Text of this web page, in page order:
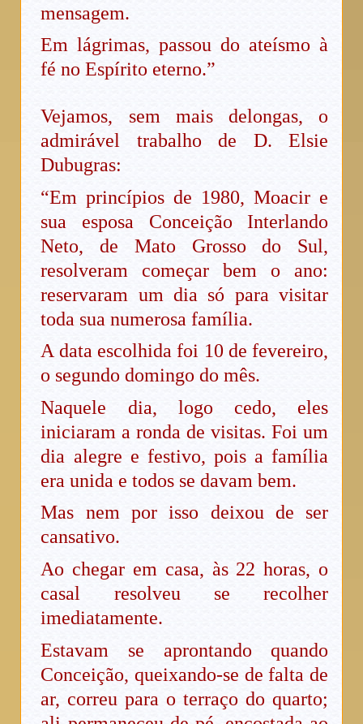
mensagem.
Em lágrimas, passou do ateísmo à
fé no Espírito eterno.”
Vejamos, sem mais delongas, o
admirável trabalho de D. Elsie
Dubugras:
“Em princípios de 1980, Moacir e
sua esposa Conceição Interlando
Neto, de Mato Grosso do Sul,
resolveram começar bem o ano:
reservaram um dia só para visitar
toda sua numerosa família.
A data escolhida foi 10 de fevereiro,
o segundo domingo do mês.
Naquele dia, logo cedo, eles
iniciaram a ronda de visitas. Foi um
dia alegre e festivo, pois a família
era unida e todos se davam bem.
Mas nem por isso deixou de ser
cansativo.
Ao chegar em casa, às 22 horas, o
casal resolveu se recolher
imediatamente.
Estavam se aprontando quando
Conceição, queixando-se de falta de
ar, correu para o terraço do quarto;